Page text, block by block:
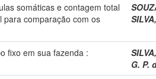
somáticas e contagem total
para comparação com os
fixo em sua fazenda :
G. P.